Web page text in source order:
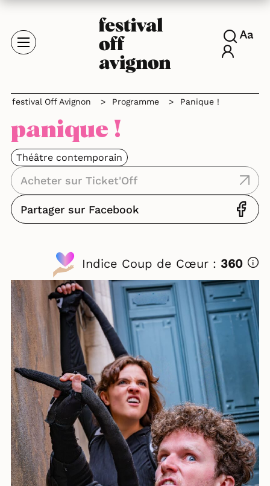
festival Off Avignon > Programme > Panique !
panique !
Théâtre contemporain
Acheter sur Ticket'Off
Partager sur Facebook
Indice Coup de Cœur : 360